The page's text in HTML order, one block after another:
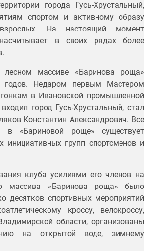
города Гусь-Хрустальный,
спортом и активному образу
На настоящий момент
в своих рядах более
массиве «Баринова роща»
годов. Недаром первым Мастером
в Ивановской промышленной
город Гусь-Хрустальный, стал
Константин Александрович. Все
в «Бариновой роще» существует
инициативных групп спортсменов и
клуба усилиями его членов на
массива «Баринова роща» было
десятков спортивных мероприятий
кроссу, велокроссу,
области, организованы
на открытой воде, зимнему